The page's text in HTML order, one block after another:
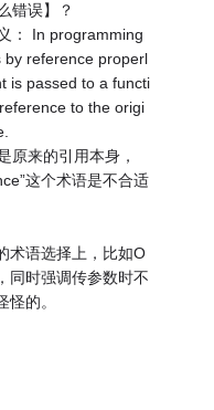
错误】？
： In programming
by reference properl
is passed to a functi
to the origi
原来的引用本身，
这个术语是不合适
术语选择上，比如O
同时强调传参数时不
的。